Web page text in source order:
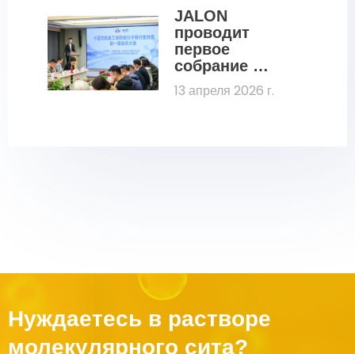
JALON
проводит
первое
собрание
членов
Китайской
13 апреля 2026 г.
Нуждаетесь в растворе
молекулярного сита?